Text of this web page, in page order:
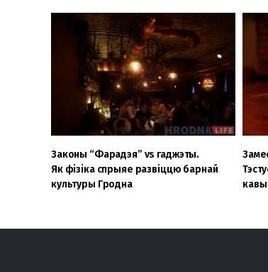
Законы “Фарадэя” vs гаджэты.
Як фізіка спрыяе развіццю барнай
культуры Гродна
кавы